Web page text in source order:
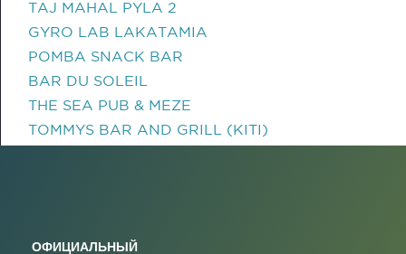
TAJ MAHAL PYLA 2
GYRO LAB LAKATAMIA
POMBA SNACK BAR
BAR DU SOLEIL
THE SEA PUB & MEZE
TOMMYS BAR AND GRILL (KITI)
ОФИЦИАЛЬНЫЙ